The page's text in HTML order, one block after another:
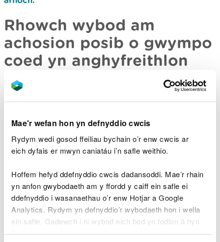
Mae'r wefan hon yn defnyddio cwcis
Rydym wedi gosod ffeiliau bychain o’r enw cwcis ar
eich dyfais er mwyn caniatáu i’n safle weithio.
Hoffem hefyd ddefnyddio cwcis dadansoddi. Mae’r rhain
yn anfon gwybodaeth am y ffordd y caiff ein safle ei
ddefnyddio i wasanaethau o’r enw Hotjar a Google
Analytics. Rydym yn defnyddio’r wybodaeth hon i wella
ein safle. Gadewch i ni wybod eich bod yn fodlon â hyn.
Byddwn yn defnyddio cwci i gadw eich dewis.
Rhowch wybod am
achosion posib o gwympo
coed yn anghyfreithlon
dydd), i roi gwybod am achos posib o gwympo
coed yn anghyfreithlon.
Calls welcomed in Welsh or English.
Beth sydd ei angen oddi
wrthoch chi